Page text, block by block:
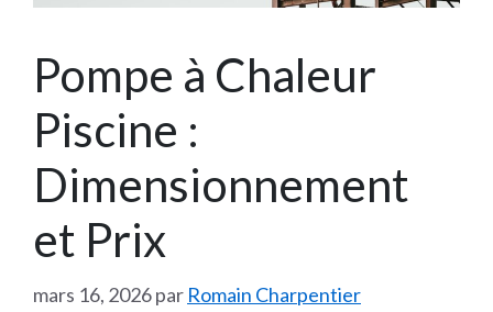
Pompe à Chaleur
Piscine :
Dimensionnement
et Prix
mars 16, 2026par Romain Charpentier